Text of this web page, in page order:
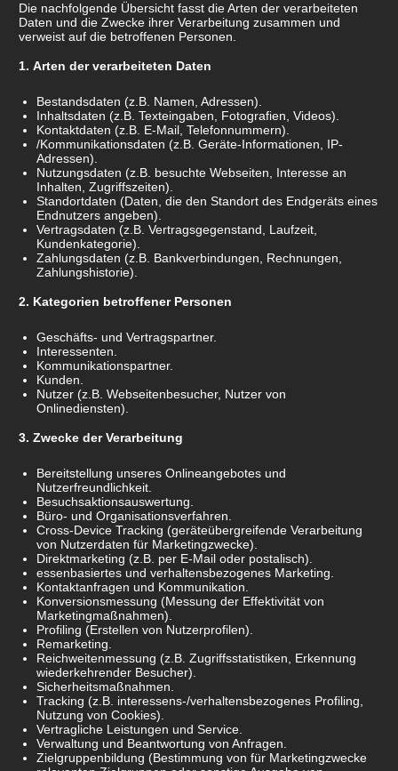
Die nachfolgende Übersicht fasst die Arten der verarbeiteten
Daten und die Zwecke ihrer Verarbeitung zusammen und
verweist auf die betroffenen Personen.
Arten der verarbeiteten Daten
Bestandsdaten (z.B. Namen, Adressen).
Inhaltsdaten (z.B. Texteingaben, Fotografien, Videos).
Kontaktdaten (z.B. E-Mail, Telefonnummern).
/Kommunikationsdaten (z.B. Geräte-Informationen, IP-
Adressen).
Nutzungsdaten (z.B. besuchte Webseiten, Interesse an
Inhalten, Zugriffszeiten).
Standortdaten (Daten, die den Standort des Endgeräts eines
Endnutzers angeben).
Vertragsdaten (z.B. Vertragsgegenstand, Laufzeit,
Kundenkategorie).
Zahlungsdaten (z.B. Bankverbindungen, Rechnungen,
Zahlungshistorie).
Kategorien betroffener Personen
Geschäfts- und Vertragspartner.
Interessenten.
Kommunikationspartner.
Kunden.
Nutzer (z.B. Webseitenbesucher, Nutzer von
Onlinediensten).
Zwecke der Verarbeitung
Bereitstellung unseres Onlineangebotes und
Nutzerfreundlichkeit.
Besuchsaktionsauswertung.
Büro- und Organisationsverfahren.
Cross-Device Tracking (geräteübergreifende Verarbeitung
von Nutzerdaten für Marketingzwecke).
Direktmarketing (z.B. per E-Mail oder postalisch).
essenbasiertes und verhaltensbezogenes Marketing.
Kontaktanfragen und Kommunikation.
Konversionsmessung (Messung der Effektivität von
Marketingmaßnahmen).
Profiling (Erstellen von Nutzerprofilen).
Remarketing.
Reichweitenmessung (z.B. Zugriffsstatistiken, Erkennung
wiederkehrender Besucher).
Sicherheitsmaßnahmen.
Tracking (z.B. interessens-/verhaltensbezogenes Profiling,
Nutzung von Cookies).
Vertragliche Leistungen und Service.
Verwaltung und Beantwortung von Anfragen.
Zielgruppenbildung (Bestimmung von für Marketingzwecke